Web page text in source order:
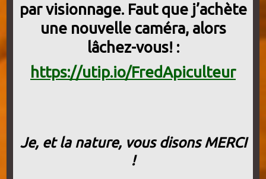
par visionnage. Faut que j’achète
une nouvelle caméra, alors
lâchez-vous! :
https://utip.io/FredApiculteur
Je, et la nature, vous disons MERCI
!